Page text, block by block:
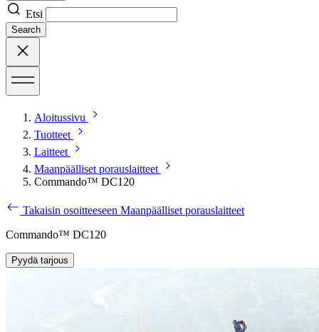
Etsi
Search
Aloitussivu
Tuotteet
Laitteet
Maanpäälliset porauslaitteet
Commando™ DC120
Takaisin osoitteeseen Maanpäälliset porauslaitteet
Commando™ DC120
Pyydä tarjous